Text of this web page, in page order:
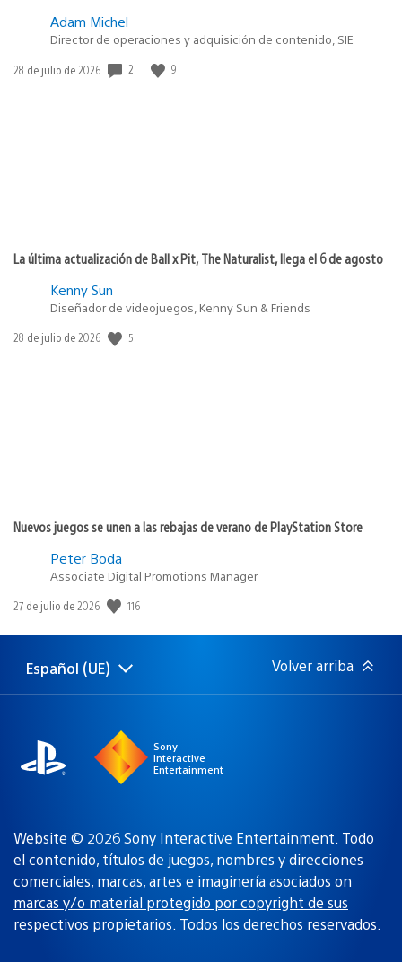
Adam Michel
Director de operaciones y adquisición de contenido, SIE
Fecha
28 de julio de 2026 2 9
La última actualización de Ball x Pit, The Naturalist, llega el 6 de agosto
Kenny Sun
Diseñador de videojuegos, Kenny Sun & Friends
Fecha
28 de julio de 2026 5
Nuevos juegos se unen a las rebajas de verano de PlayStation Store
Peter Boda
Associate Digital Promotions Manager
Fecha
publicación:
27 de julio de 2026 116
Selecciona
una
Región
actual:
Español (UE) Volver arriba
Sony
Interactive
Entertainment
Website © 2026 Sony Interactive Entertainment. Todo
el contenido, títulos de juegos, nombres y direcciones
comerciales, marcas, artes e imaginería asociados on
marcas y/o material protegido por copyright de sus
respectivos propietarios. Todos los derechos reservados.